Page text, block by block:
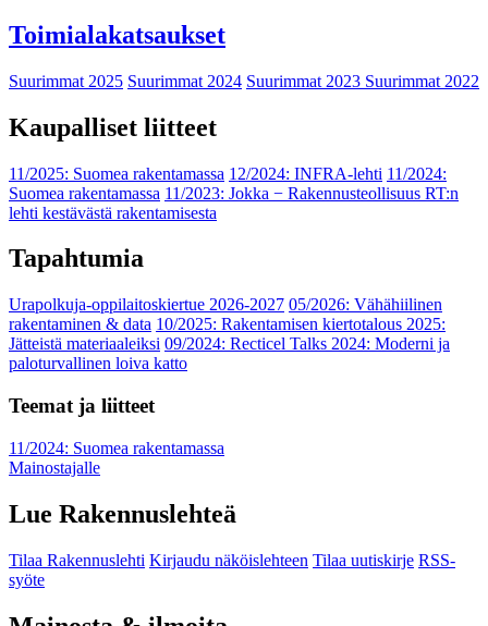
Toimialakatsaukset
Suurimmat 2025 Suurimmat 2024 Suurimmat 2023 Suurimmat 2022
Kaupalliset liitteet
11/2025: Suomea rakentamassa 12/2024: INFRA-lehti 11/2024:
Suomea rakentamassa 11/2023: Jokka − Rakennusteollisuus RT:n
lehti kestävästä rakentamisesta
Tapahtumia
Urapolkuja-oppilaitoskiertue 2026-2027 05/2026: Vähähiilinen
rakentaminen & data 10/2025: Rakentamisen kiertotalous 2025:
Jätteistä materiaaleiksi 09/2024: Recticel Talks 2024: Moderni ja
paloturvallinen loiva katto
Teemat ja liitteet
11/2024: Suomea rakentamassa
Mainostajalle
Lue Rakennuslehteä
Tilaa Rakennuslehti Kirjaudu näköislehteen Tilaa uutiskirje RSS-
syöte